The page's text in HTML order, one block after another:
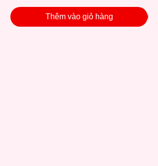
Thêm vào giỏ hàng